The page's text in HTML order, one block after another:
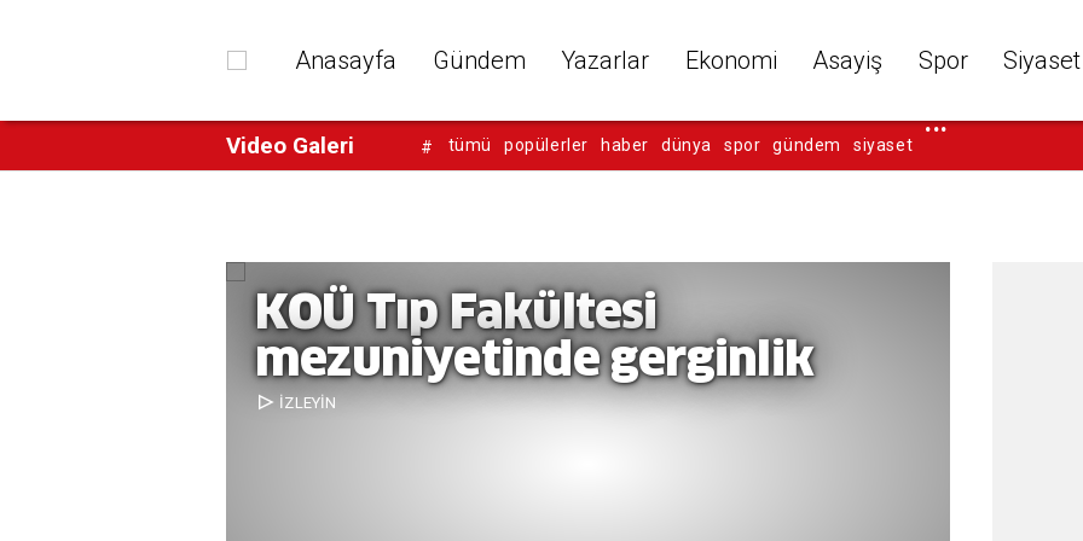
Anasayfa Gündem Yazarlar Ekonomi Asayiş Spor Siyaset
Video Galeri # tümü popülerler haber dünya spor gündem siyaset
...
KOÜ Tıp Fakültesi
mezuniyetinde gerginlik
İZLEYİN